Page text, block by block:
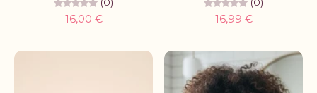
16,00 € 16,99 €